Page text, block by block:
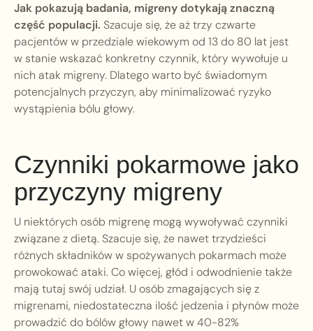
Jak pokazują badania, migreny dotykają znaczną
część populacji. Szacuje się, że aż trzy czwarte
pacjentów w przedziale wiekowym od 13 do 80 lat jest
w stanie wskazać konkretny czynnik, który wywołuje u
nich atak migreny. Dlatego warto być świadomym
potencjalnych przyczyn, aby minimalizować ryzyko
wystąpienia bólu głowy.
Czynniki pokarmowe jako
przyczyny migreny
U niektórych osób migrenę mogą wywoływać czynniki
związane z dietą. Szacuje się, że nawet trzydzieści
różnych składników w spożywanych pokarmach może
prowokować ataki. Co więcej, głód i odwodnienie także
mają tutaj swój udział. U osób zmagających się z
migrenami, niedostateczna ilość jedzenia i płynów może
prowadzić do bólów głowy nawet w 40-82%